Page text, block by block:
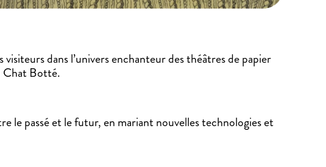
dans l’univers enchanteur des théâtres de papier
Chat Botté.
le passé et le futur, en mariant nouvelles technologies et